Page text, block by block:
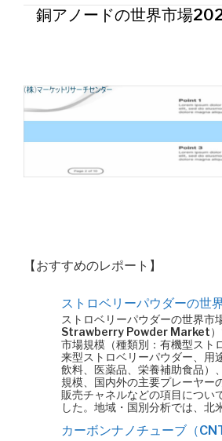
銅アノードの世界市場
【おすすめのレポート】
ストロベリーパウダーの世
ストロベリーパウダーの世界
Strawberry Powder Market）
市場規模（種類別：有機型スト
来型ストロベリーパウダー、用
飲料、医薬品、栄養補助食品）
規模、国内外の主要プレーヤー
販売チャネルなどの項目につい
した。地域・国別分析では、北
カーボンナノチューブ（